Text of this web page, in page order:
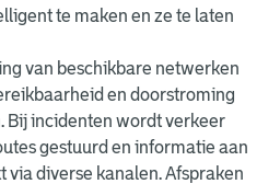
te maken en ze te laten
van beschikbare netwerken
en doorstroming
Bij incidenten wordt verkeer
gestuurd en informatie aan
via diverse kanalen. Afspraken